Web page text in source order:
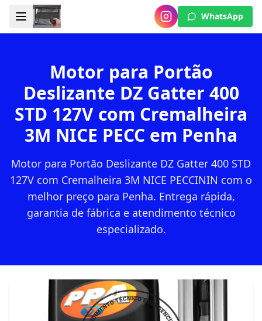
WhatsApp
Motor para Portão
Deslizante DZ Gatter 400
STD 127V com Cremalheira
3M NICE PECC em Penha
Motor para Portão Deslizante DZ Gatter 400 STD
127V com Cremalheira 3M NICE PECCININ com o
melhor preço para Penha. Entrega rápida,
garantia de fábrica e atendimento técnico
especializado.